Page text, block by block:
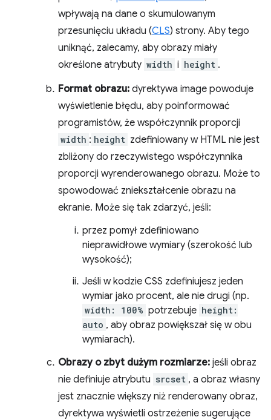
wpływają na dane o skumulowanym
przesunięciu układu (CLS) strony. Aby tego
uniknąć, zalecamy, aby obrazy miały
określone atrybuty width i height .
Format obrazu: dyrektywa image powoduje
wyświetlenie błędu, aby poinformować
programistów, że współczynnik proporcji
width : height zdefiniowany w HTML nie jest
zbliżony do rzeczywistego współczynnika
proporcji wyrenderowanego obrazu. Może to
spowodować zniekształcenie obrazu na
ekranie. Może się tak zdarzyć, jeśli:
przez pomył zdefiniowano
nieprawidłowe wymiary (szerokość lub
wysokość);
Jeśli w kodzie CSS zdefiniujesz jeden
wymiar jako procent, ale nie drugi (np.
width: 100% potrzebuje height:
auto , aby obraz powiększał się w obu
wymiarach).
Obrazy o zbyt dużym rozmiarze: jeśli obraz
nie definiuje atrybutu srcset , a obraz własny
jest znacznie większy niż renderowany obraz,
dyrektywa wyświetli ostrzeżenie sugerujące